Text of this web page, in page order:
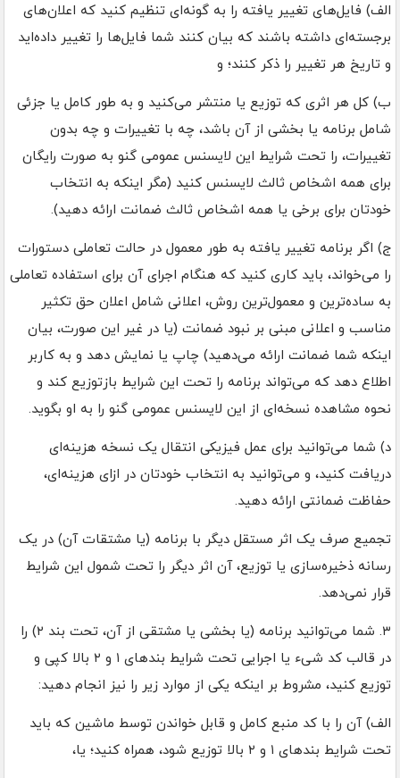
الف) فایل‌های تغییر یافته را به گونه‌ای تنظیم کنید که اعلان‌های
برجسته‌ای داشته باشند که بیان کنند شما فایل‌ها را تغییر داده‌اید
و تاریخ هر تغییر را ذکر کنند؛ و
ب) کل هر اثری که توزیع یا منتشر می‌کنید و به طور کامل یا جزئی
شامل برنامه یا بخشی از آن باشد، چه با تغییرات و چه بدون
تغییرات، را تحت شرایط این لایسنس عمومی گنو به صورت رایگان
برای همه اشخاص ثالث لایسنس کنید (مگر اینکه به انتخاب
خودتان برای برخی یا همه اشخاص ثالث ضمانت ارائه دهید).
ج) اگر برنامه تغییر یافته به طور معمول در حالت تعاملی دستورات
را می‌خواند، باید کاری کنید که هنگام اجرای آن برای استفاده تعاملی
به ساده‌ترین و معمول‌ترین روش، اعلانی شامل اعلان حق تکثیر
مناسب و اعلانی مبنی بر نبود ضمانت (یا در غیر این صورت، بیان
اینکه شما ضمانت ارائه می‌دهید) چاپ یا نمایش دهد و به کاربر
اطلاع دهد که می‌تواند برنامه را تحت این شرایط بازتوزیع کند و
نحوه مشاهده نسخه‌ای از این لایسنس عمومی گنو را به او بگوید.
د) شما می‌توانید برای عمل فیزیکی انتقال یک نسخه هزینه‌ای
دریافت کنید، و می‌توانید به انتخاب خودتان در ازای هزینه‌ای،
حفاظت ضمانتی ارائه دهید.
تجمیع صرف یک اثر مستقل دیگر با برنامه (یا مشتقات آن) در یک
رسانه ذخیره‌سازی یا توزیع، آن اثر دیگر را تحت شمول این شرایط
قرار نمی‌دهد.
۳. شما می‌توانید برنامه (یا بخشی یا مشتقی از آن، تحت بند ۲) را
در قالب کد شیء یا اجرایی تحت شرایط بندهای ۱ و ۲ بالا کپی و
توزیع کنید، مشروط بر اینکه یکی از موارد زیر را نیز انجام دهید:
الف) آن را با کد منبع کامل و قابل خواندن توسط ماشین که باید
تحت شرایط بندهای ۱ و ۲ بالا توزیع شود، همراه کنید؛ یا،